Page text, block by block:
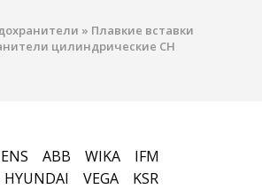
» Плавкие вставки
цилиндрические CH
ABB WIKA
IFM
HYUNDAI VEGA
KSR